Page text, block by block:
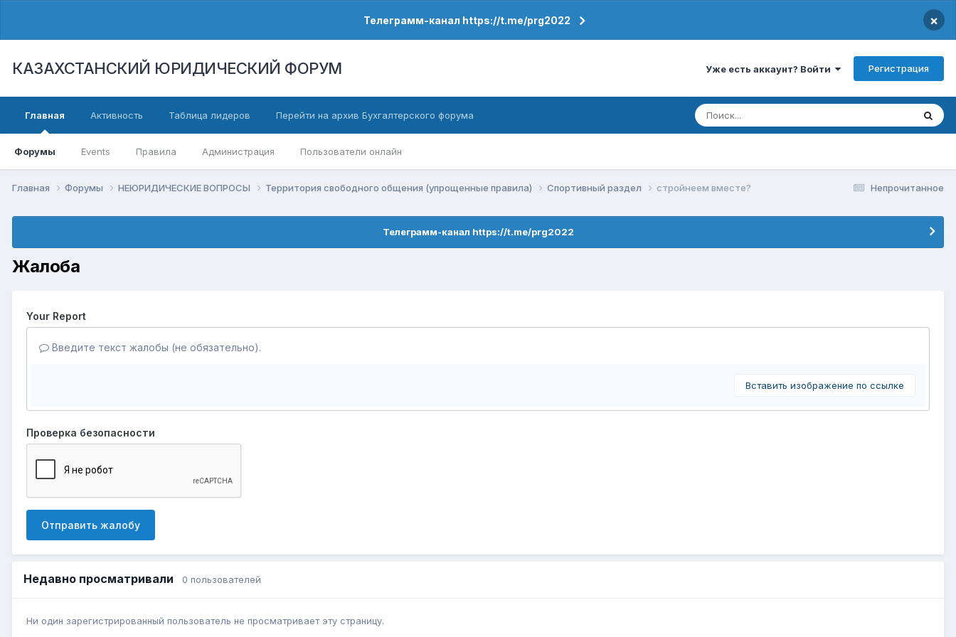
Телеграмм-канал https://t.me/prg2022 ×
КАЗАХСТАНСКИЙ ЮРИДИЧЕСКИЙ ФОРУМ Уже есть аккаунт? Войти Регистрация
Главная
Форумы Events Правила Администрация Пользователи онлайн
Активность Таблица лидеров Перейти на архив Бухгалтерского форума
Непрочитанное
Главная Форумы НЕЮРИДИЧЕСКИЕ ВОПРОСЫ Территория свободного общения (упрощенные правила) Спортивный раздел стройнеем вместе?
Телеграмм-канал https://t.me/prg2022
Жалоба
Your Report
Введите текст жалобы (не обязательно).
Вставить изображение по ссылке
Проверка безопасности
Отправить жалобу
Недавно просматривали 0 пользователей
Ни один зарегистрированный пользователь не просматривает эту страницу.